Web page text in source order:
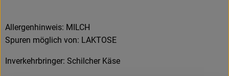
Allergenhinweis: MILCH
Spuren möglich von: LAKTOSE
Inverkehrbringer: Schilcher Käse